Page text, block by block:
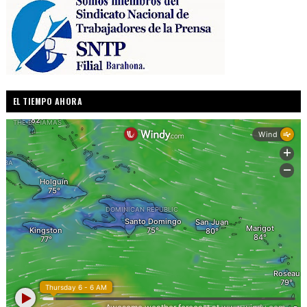
EL TIEMPO AHORA